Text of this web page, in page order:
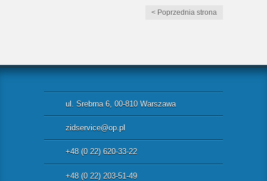
< Poprzednia strona
ul. Srebrna 6, 00-810 Warszawa
zidservice@op.pl
+48 (0 22) 620-33-22
+48 (0 22) 203-51-49